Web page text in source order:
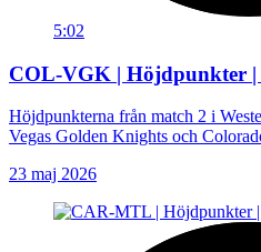
5:02
COL-VGK | Höjdpunkter |
Höjdpunkterna från match 2 i
Vegas Golden Knights och
23 maj 2026